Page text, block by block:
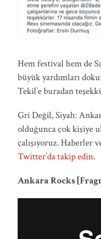
Hem festival hem de
büyük yardımları
Tekil’e buradan
Gri Değil, Siyah:
olduğunca çok kişiye
çalışıyoruz. Haberler
Twitter’da takip edin.
Ankara Rocks